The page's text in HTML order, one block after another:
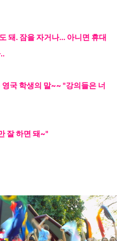
돼. 잠을 자거나... 아니면 휴대
국 학생의 말~~ "강의들은 너
잘하면 돼~"